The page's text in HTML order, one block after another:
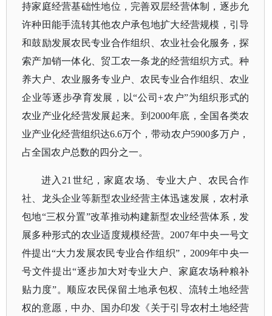
持家庭经营基础性地位，完善双层经营体制，逐步允
许种田能手流转其他农户承包地扩大经营规模，引导
和鼓励发展农民专业合作组织、农业社会化服务，探
索产加销一体化、贸工农一条龙的经营组织方式。种
养大户、农业服务专业户、农民专业合作组织、农业
企业等逐步孕育发展，以“公司+农户”为组织形式的
农业产业化经营发展起来。到2000年底，全国各类农
业产业化经营组织达6.6万个，带动农户5900多万户，
占全国农户总数的四分之一。
进入 21世纪，家庭农场、专业大户、农民合作
社、龙头企业等新型农业经营主体迅速发展，农村承
包地“三权分置”改革推动构建新型农业经营体系，发
展多种形式的农业适度规模经营。2007年中央一号文
件提出“大力发展农民专业合作组织”，2009年中央一
号文件提出“逐步加大对专业大户、家庭农场种粮补
贴力度”。顺应农民保留土地承包权、流转土地经营
权的意愿，中办、国办印发《关于引导农村土地经营